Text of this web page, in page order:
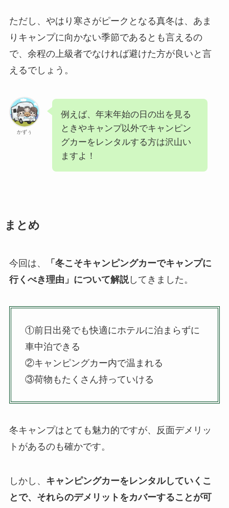
ただし、やはり寒さがピークとなる真冬は、あま
りキャンプに向かない季節であるとも言えるの
で、余程の上級者でなければ避けた方が良いと言
えるでしょう。
かずぅ
例えば、年末年始の日の出を見る
ときやキャンプ以外でキャンピン
グカーをレンタルする方は沢山い
ますよ！
まとめ
今回は、
「冬こそキャンピングカーでキャンプに
行くべき理由」について解説してきました。
①前日出発でも快適にホテルに泊まらずに
車中泊できる
②キャンピングカー内で温まれる
③荷物もたくさん持っていける
冬キャンプはとても魅力的ですが、反面デメリッ
トがあるのも確かです。
しかし、 キャンピングカーをレンタルしていくこ
とで、それらのデメリットをカバーすることが可